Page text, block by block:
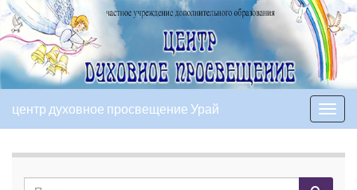
Вкл/
выкл
центр духовное просвещение Урай